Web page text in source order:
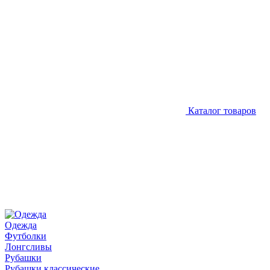
Каталог товаров
Одежда
Футболки
Лонгсливы
Рубашки